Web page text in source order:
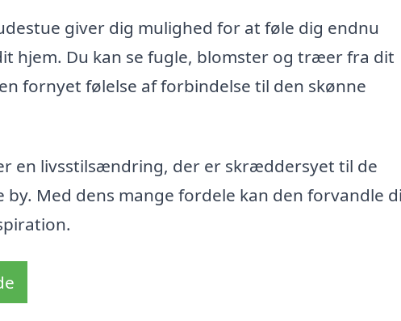
giver dig mulighed for at føle dig endnu
hjem. Du kan se fugle, blomster og træer fra dit
fornyet følelse af forbindelse til den skønne
en livsstilsændring, der er skræddersyet til de
Med dens mange fordele kan den forvandle